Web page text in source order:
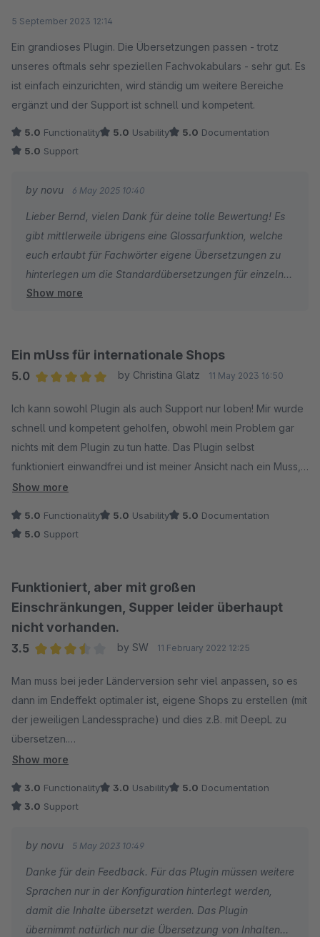
5 September 2023 12:14
Ein grandioses Plugin. Die Übersetzungen passen - trotz
unseres oftmals sehr speziellen Fachvokabulars - sehr gut. Es
ist einfach einzurichten, wird ständig um weitere Bereiche
ergänzt und der Support ist schnell und kompetent.
5.0 Functionality 5.0 Usability 5.0 Documentation
5.0 Support
by novu 6 May 2025 10:40
Lieber Bernd, vielen Dank für deine tolle Bewertung! Es
gibt mittlerweile übrigens eine Glossarfunktion, welche
euch erlaubt für Fachwörter eigene Übersetzungen zu
hinterlegen um die Standardübersetzungen für einzelne
Begriffe zu überschreiben :-)
Show more
Ein mUss für internationale Shops
5.0
by Christina Glatz 11 May 2023 16:50
Ich kann sowohl Plugin als auch Support nur loben! Mir wurde
schnell und kompetent geholfen, obwohl mein Problem gar
nichts mit dem Plugin zu tun hatte. Das Plugin selbst
funktioniert einwandfrei und ist meiner Ansicht nach ein Muss,
wenn man international verkaufen möchte. Vielen Dank dafür!
Show more
5.0 Functionality 5.0 Usability 5.0 Documentation
5.0 Support
Funktioniert, aber mit großen
Einschränkungen, Supper leider überhaupt
nicht vorhanden.
3.5
by SW 11 February 2022 12:25
Man muss bei jeder Länderversion sehr viel anpassen, so es
dann im Endeffekt optimaler ist, eigene Shops zu erstellen (mit
der jeweiligen Landessprache) und dies z.B. mit DeepL zu
übersetzen.
Suppot leider überhaupt nicht vorhanden, seit 3 Monaten am
ich mal jemanden am Telefon, da wurde mir versprochen,
dass Updates umgesetzt werden, seitdem Funkstille.
guter Ansatz, aber nichts daraus gemacht.
Show more
3.0 Functionality 3.0 Usability 5.0 Documentation
3.0 Support
by novu 5 May 2023 10:49
Danke für dein Feedback. Für das Plugin müssen weitere
Sprachen nur in der Konfiguration hinterlegt werden,
damit die Inhalte übersetzt werden. Das Plugin
übernimmt natürlich nur die Übersetzung von Inhalten